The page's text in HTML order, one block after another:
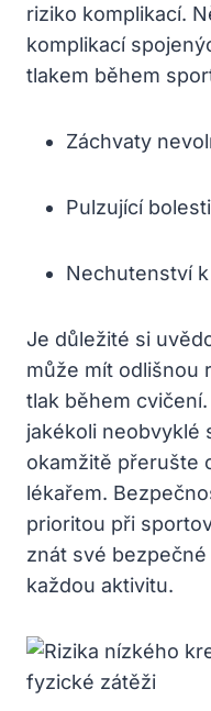
riziko komplikací.
komplikací
tlakem během
Záchvaty
Pulzující
Nechutenství
Je důležité si
může mít odlišnou
tlak během
jakékoli neobvyklé
okamžitě přerušte
lékařem.
prioritou při
znát své
každou aktivitu.